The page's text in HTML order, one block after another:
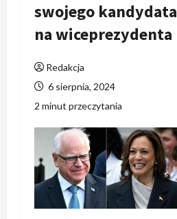
swojego kandydata
na wiceprezydenta
Redakcja
6 sierpnia, 2024
2 minut przeczytania